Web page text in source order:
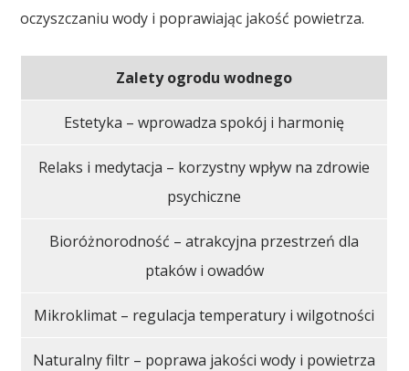
oczyszczaniu wody i poprawiając jakość powietrza.
Zalety ogrodu wodnego
Estetyka – wprowadza spokój i harmonię
Relaks i medytacja – korzystny wpływ na zdrowie
psychiczne
Bioróżnorodność – atrakcyjna przestrzeń dla
ptaków i owadów
Mikroklimat – regulacja temperatury i wilgotności
Naturalny filtr – poprawa jakości wody i powietrza